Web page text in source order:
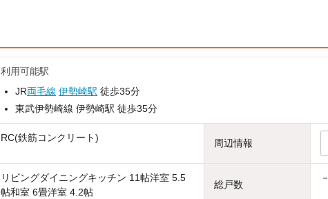
利用可能駅
JR両毛線 伊勢崎駅 徒歩35分
東武伊勢崎線 伊勢崎駅 徒歩35分
RC(鉄筋コンクリート) 周辺情報
リビングダイニングキッチン 11帖洋室 5.5
帖和室 6畳洋室 4.2帖
総戸数
－